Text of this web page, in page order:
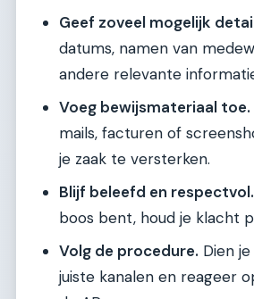
Geef zoveel mogelijk
datums, namen van
andere relevante
Voeg bewijsmateriaal toe.
mails, facturen of
je zaak te versterken.
Blijf beleefd en respectvol.
boos bent, houd je klacht
Volg de procedure. Dien
juiste kanalen en reageer